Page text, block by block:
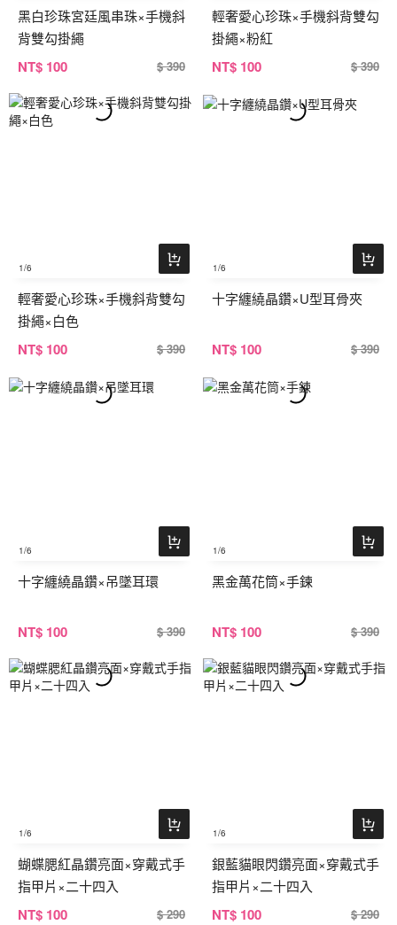
黑白珍珠宮廷風串珠×手機斜
背雙勾掛繩
NT$ 100 $ 390
輕奢愛心珍珠×手機斜背雙勾
掛繩×粉紅
NT$ 100 $ 390
1/6
輕奢愛心珍珠×手機斜背雙勾
掛繩×白色
NT$ 100 $ 390
1/6
十字纏繞晶鑽×U型耳骨夾
NT$ 100 $ 390
1/6
十字纏繞晶鑽×吊墜耳環
NT$ 100 $ 390
1/6
黑金萬花筒×手鍊
NT$ 100 $ 390
1/6
蝴蝶腮紅晶鑽亮面×穿戴式手
指甲片×二十四入
NT$ 100 $ 290
1/6
銀藍貓眼閃鑽亮面×穿戴式手
指甲片×二十四入
NT$ 100 $ 290